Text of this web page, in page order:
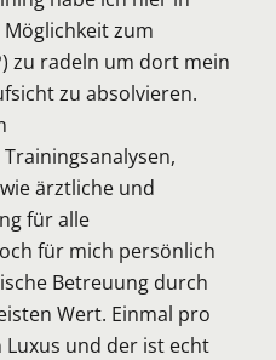
zum
zu radeln um dort mein
zu absolvieren.
ärztliche und
für alle
für mich persönlich
Betreuung durch
Wert. Einmal pro
und der ist echt